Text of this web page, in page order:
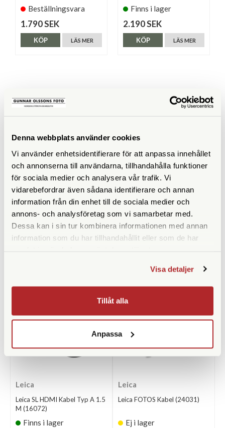
Denna webbplats använder cookies
Vi använder enhetsidentifierare för att anpassa innehållet
och annonserna till användarna, tillhandahålla funktioner
för sociala medier och analysera vår trafik. Vi
vidarebefordrar även sådana identifierare och annan
information från din enhet till de sociala medier och
annons- och analysföretag som vi samarbetar med.
Dessa kan i sin tur kombinera informationen med annan
information som du har tillhandahållit eller som de har
Visa detaljer
Tillåt alla
Anpassa
Beställningsvara
1.790 SEK
LÄS MER
KÖP
Finns i lager
2.190 SEK
LÄS MER
KÖP
SPECIFIKATIONER
Höjd (cm) 20,8
Medföljande snabbplatta
Leica
Leica SL HDMI Kabel Typ A 1.5
M (16072)
Finns i lager
Leica
Leica FOTOS Kabel (24031)
Ej i lager